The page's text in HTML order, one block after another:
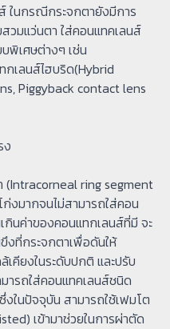
ในกรณีกระจกตายังมีการ
วมแว่นตา ใส่คอนแทคเลนส์
พิเศษต่างๆ เช่น
กเลนส์ไฮบริด(Hybrid
Piggyback contact lens
ง
(Intracorneal ring segment
มากจนไม่สามารถใส่คอน
กินค่าของคอนแทกเลนส์ที่มี จะ
งที่กระจกตาเพื่อดันให้
เคียงในระดับปกติ และปรับ
ารถใส่คอนแทคเลนส์ชนิด
ในปัจจุบัน สามารถใช้เฟมโต
เข้ามาช่วยในการผ่าตัด